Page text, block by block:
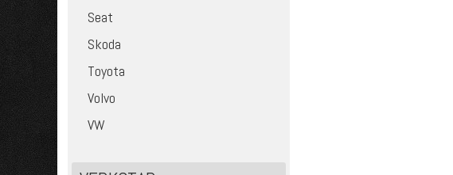
Seat
Skoda
Toyota
Volvo
VW